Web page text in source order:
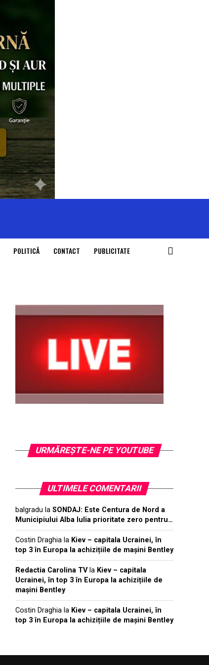
POLITICĂ CONTACT PUBLICITATE
URMĂREŞTE-NE PE YOUTUBE
ULTIMELE COMENTARII
balgradu la SONDAJ: Este Centura de Nord a
Municipiului Alba Iulia prioritate zero pentru…
Costin Draghia la Kiev – capitala Ucrainei, în
top 3 în Europa la achizițiile de mașini Bentley
Redactia Carolina TVla Kiev – capitala
Ucrainei, în top 3 în Europa la achizițiile de
mașini Bentley
Costin Draghia la Kiev – capitala Ucrainei, în
top 3 în Europa la achizițiile de mașini Bentley